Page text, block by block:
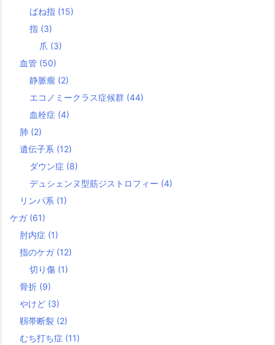
ばね指 (15)
指 (3)
爪 (3)
血管 (50)
静脈瘤 (2)
エコノミークラス症候群 (44)
血栓症 (4)
肺 (2)
遺伝子系 (12)
ダウン症 (8)
デュシェンヌ型筋ジストロフィー (4)
リンパ系 (1)
ケガ (61)
肘内症 (1)
指のケガ (12)
切り傷 (1)
骨折 (9)
やけど (3)
靱帯断裂 (2)
むち打ち症 (11)